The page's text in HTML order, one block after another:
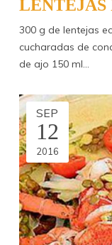
LENTEJAS
300 g de lentejas
cucharadas de
de ajo 150 ml…
SEP
12
2016